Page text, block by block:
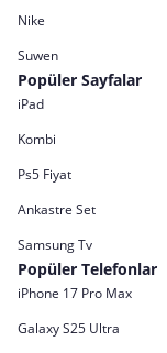
Nike
Suwen
Popüler Sayfalar
iPad
Kombi
Ps5 Fiyat
Ankastre Set
Samsung Tv
Popüler Telefonlar
iPhone 17 Pro Max
Galaxy S25 Ultra